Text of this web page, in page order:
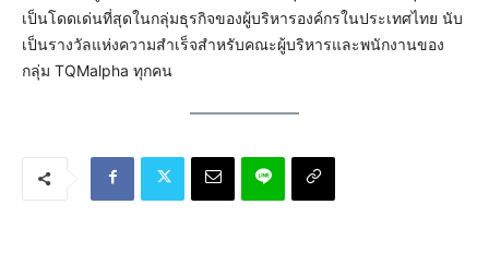
เป็นโดดเด่นที่สุดในกลุ่มธุรกิจของผู้บริหารองค์กรในประเทศไทย นับ
เป็นรางวัลแห่งความสำเร็จสำหรับคณะผู้บริหารและพนักงานของ
กลุ่ม TQMalpha ทุกคน